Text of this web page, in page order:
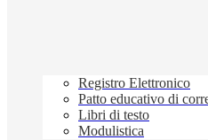
Registro Elettronico
Patto educativo di
Libri di testo
Modulistica